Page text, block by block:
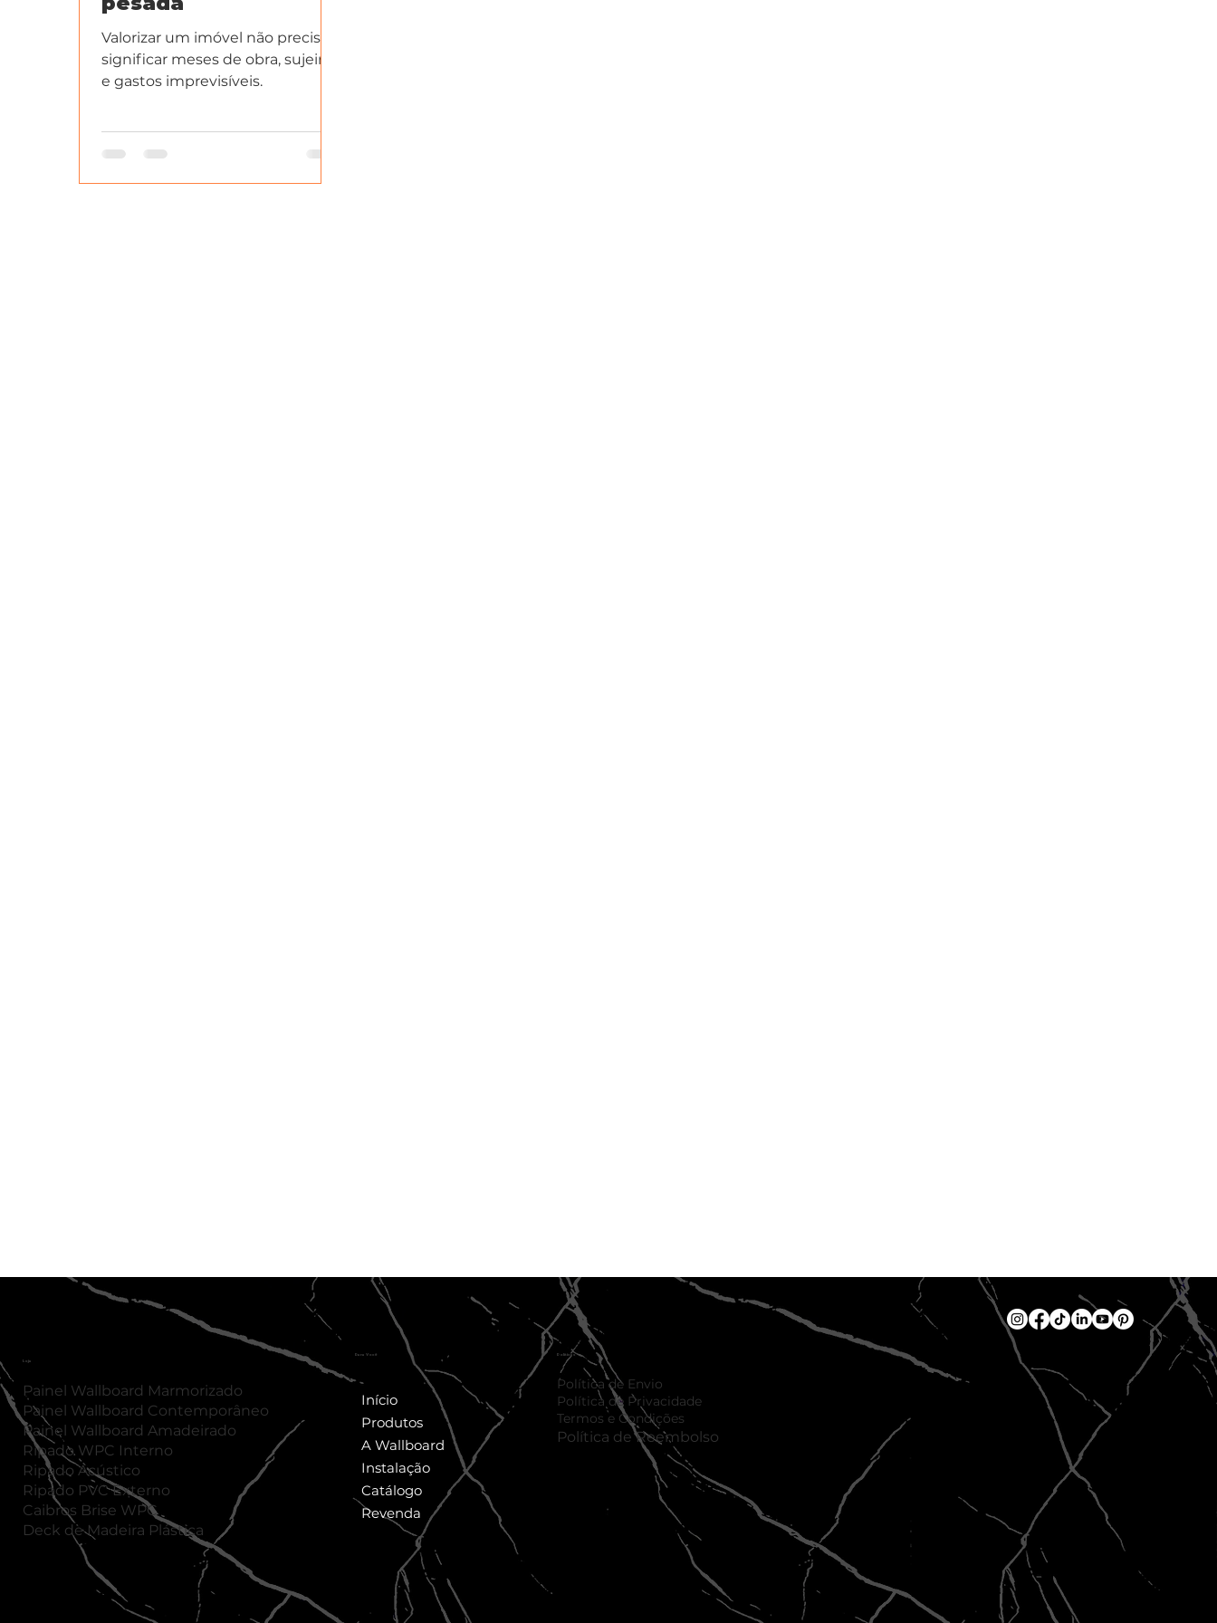
Valorizar um imóvel não precisa
significar meses de obra, sujeira
e gastos imprevisíveis.
Loja
Painel Wallboard Marmorizado
Painel Wallboard Contemporâneo
Painel Wallboard Amadeirado
Ripado WPC Interno
Ripado Acústico
Ripado PVC Externo
Caibros Brise WPC
Deck de Madeira Plástica
Para Você
Início
Produtos
A Wallboard
Instalação
Catálogo
Revenda
Políticas
Política de Envio
Política de Privacidade
Termos e Condições
Política de Reembolso